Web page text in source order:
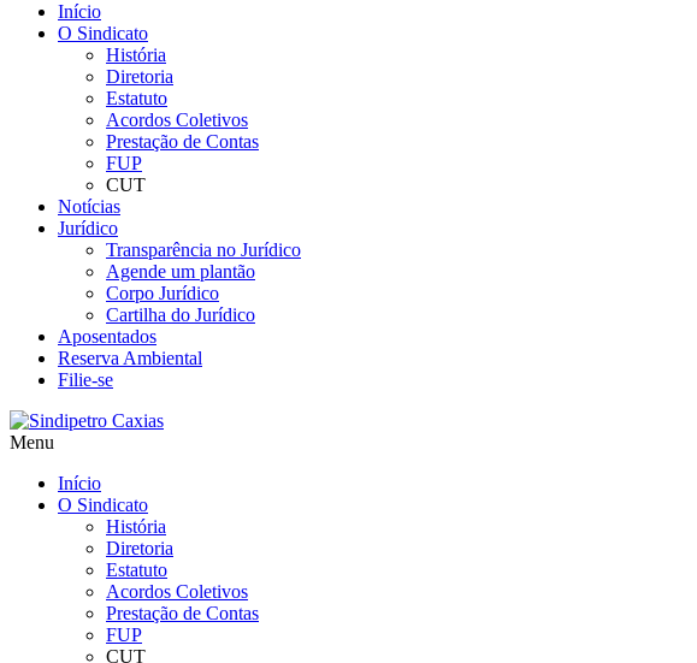
Início
O Sindicato
História
Diretoria
Estatuto
Acordos Coletivos
Prestação de Contas
FUP
CUT
Notícias
Jurídico
Transparência no Jurídico
Agende um plantão
Corpo Jurídico
Cartilha do Jurídico
Aposentados
Reserva Ambiental
Filie-se
Menu
Início
O Sindicato
História
Diretoria
Estatuto
Acordos Coletivos
Prestação de Contas
FUP
CUT